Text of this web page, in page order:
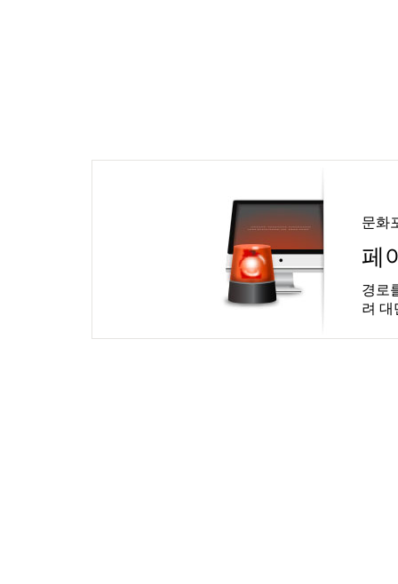
문화
페
경로
려 대